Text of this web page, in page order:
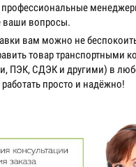
ваши вопросы.
вам можно не
товар транспортными
ПЭК, СДЭК и другими) в
просто и надёжно!